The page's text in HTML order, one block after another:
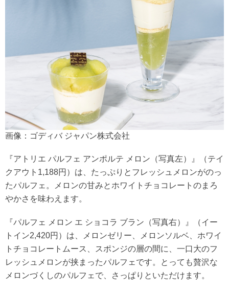
画像：ゴディバ ジャパン株式会社
『アトリエ パルフェ アンポルテ メロン（写真左）』（テイ
クアウト1,188円）は、たっぷりとフレッシュメロンがのっ
たパルフェ。メロンの甘みとホワイトチョコレートのまろ
やかさを味わえます。
『パルフェ メロン エ ショコラ ブラン（写真右）』（イー
トイン2,420円）は、メロンゼリー、メロンソルベ、ホワイ
トチョコレートムース、スポンジの層の間に、一口大のフ
レッシュメロンが挟まったパルフェです。とっても贅沢な
メロンづくしのパルフェで、さっぱりといただけます。